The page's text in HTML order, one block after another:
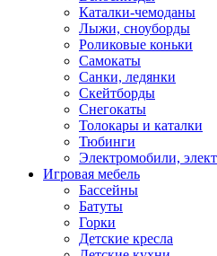
Каталки-чемоданы
Лыжи, сноуборды
Роликовые коньки
Самокаты
Санки, ледянки
Скейтборды
Снегокаты
Толокары и каталки
Тюбинги
Электромобили,
Игровая мебель
Бассейны
Батуты
Горки
Детские кресла